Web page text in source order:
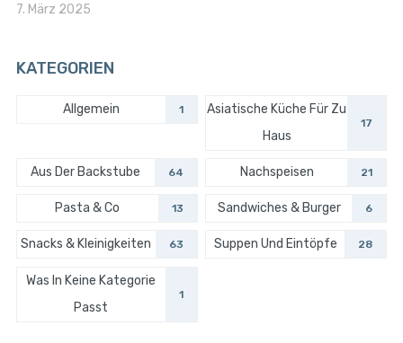
7. März 2025
KATEGORIEN
Allgemein 1
Asiatische Küche Für Zu
Haus
17
Aus Der Backstube 64 Nachspeisen 21
Pasta & Co 13 Sandwiches & Burger 6
Snacks & Kleinigkeiten 63 Suppen Und Eintöpfe 28
Was In Keine Kategorie
Passt
1